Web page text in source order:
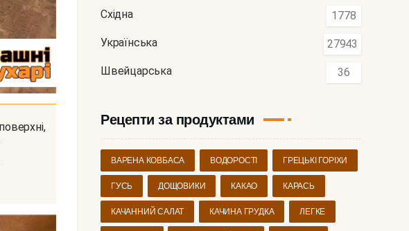
Східна 1778
Українська 27943
Швейцарська 36
Рецепти за продуктами
ВАРЕНА КОВБАСА ВОДОРОСТІ ГРЕЦЬКІ ГОРІХИ
ГУСЬ ДОЩОВИКИ КАКАО КАРАСЬ
КАЧАННИЙ САЛАТ КАЧИНА ГРУДКА ЛЕГКЕ